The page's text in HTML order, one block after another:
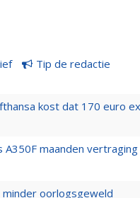
Tip de redactie
kost dat 170 euro
maanden
oorlogsgeweld